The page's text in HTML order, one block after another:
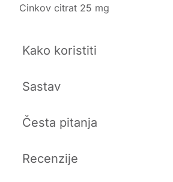
Cinkov citrat 25 mg
Kako koristiti
Sastav
Česta pitanja
Recenzije